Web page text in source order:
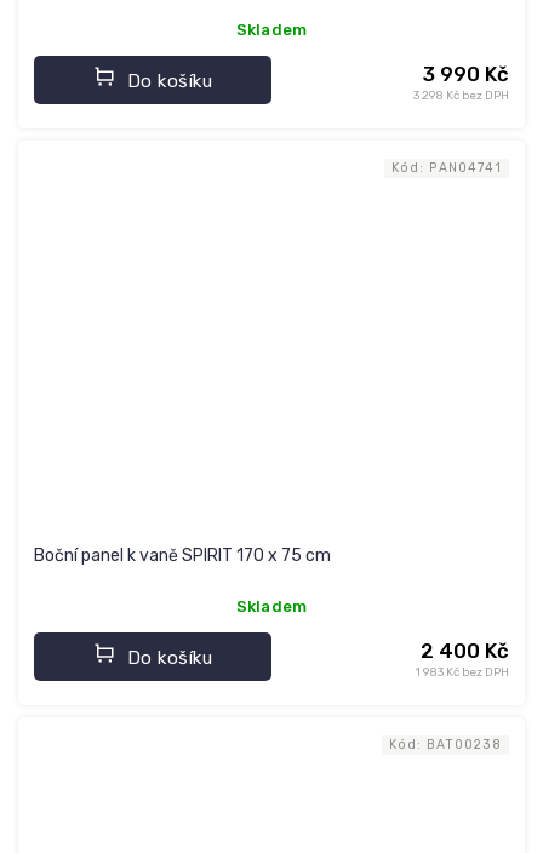
Skladem
3 298 Kč bez DPH
3 990 Kč
Do košíku
Boční panel k vaně SPIRIT 170 x 75 cm
Skladem
1 983 Kč bez DPH
2 400 Kč
Do košíku
Kód: PAN04741
Kód: BAT00238